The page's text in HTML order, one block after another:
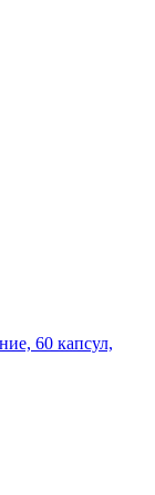
60 капсул,